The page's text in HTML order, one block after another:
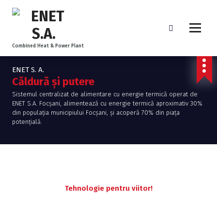
Combined Heat & Power Plant
ENET S. A.
Căldură și putere
Sistemul centralizat de alimentare cu energie termică operat de
ENET S.A. Focșani, alimentează cu energie termică aproximativ 30%
din populația municipiului Focșani, și acoperă 70% din piața
potențială.
Tehnologie pentru viitor!